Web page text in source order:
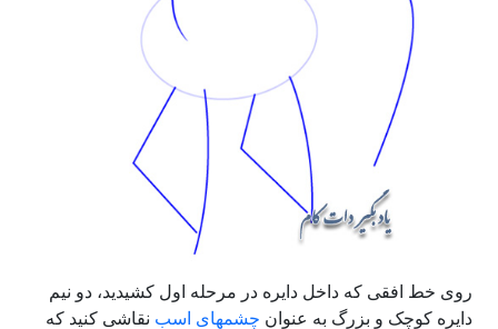
روی خط افقی که داخل دایره در مرحله اول کشیدید، دو نیم
دایره کوچک و بزرگ به عنوان چشمهای اسب نقاشی کنید که